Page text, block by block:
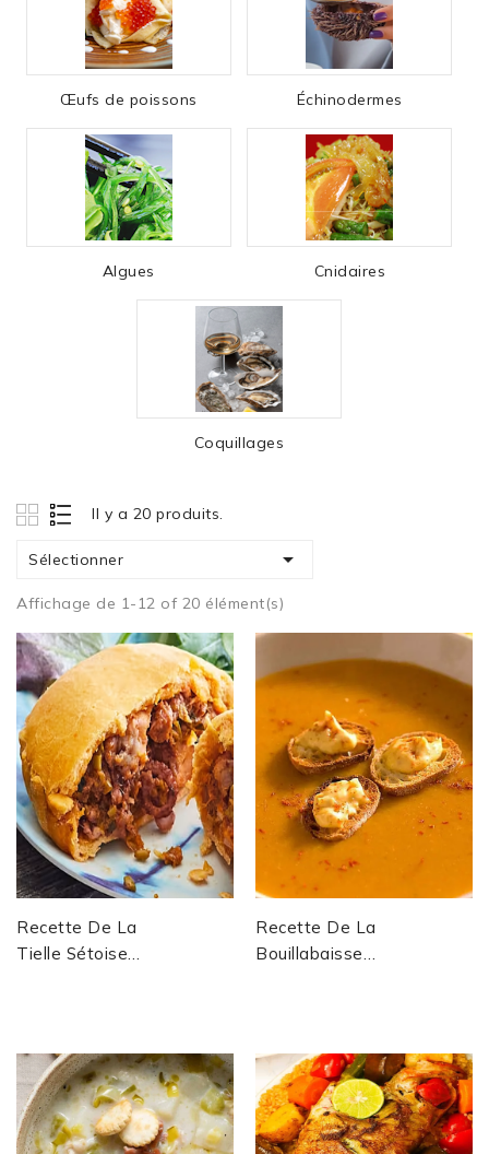
Œufs de poissons Échinodermes
Algues Cnidaires
Coquillages
Il y a 20 produits.
Sélectionner 
Affichage de 1-12 of 20 élément(s)
Recette De La
Tielle Sétoise
Recette De La
Bouillabaisse
Codifié